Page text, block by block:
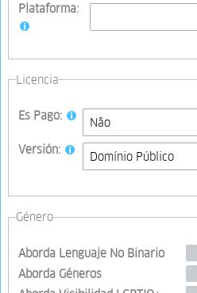
Plataforma:
Licencia
Es Pago:
Versión:
Género
Aborda Lenguaje No Binario
Aborda Géneros